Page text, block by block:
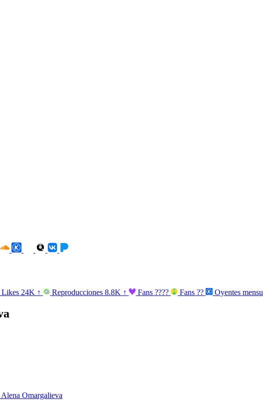
Likes 24K ↑ Reproducciones 8.8K ↑ Fans ???? Fans ?? Oyentes
Alena Omargalieva